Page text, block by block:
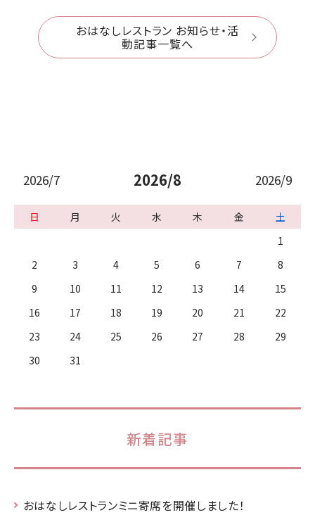
おはなしレストラン お知らせ・活
動記事一覧へ
2026/7 2026/8 2026/9
日 月 火 水 木 金
土
1
2
3 4 5 6 7
8
9
10 11 12 13 14
15
16
17 18 19 20 21
22
23
24 25 26 27 28
29
30
31
新着記事
おはなしレストランミニ寄席を開催しました！